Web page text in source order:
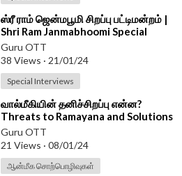
⁣ஸ்ரீ ராம் ஜென்மபூமி சிறப்பு பட்டிமன்றம் |
Shri Ram Janmabhoomi Special
Pattimandram | Ram mandir
Guru OTT
38 Views · 21/01/24
Special Interviews
⁣வால்மீகியின் தனிச்சிறப்பு என்ன?
Threats to Ramayana and Solutions
| Dr. Ranganji | Guru |
Guru OTT
21 Views · 08/01/24
ஆன்மீக சொற்பொழிவுகள்